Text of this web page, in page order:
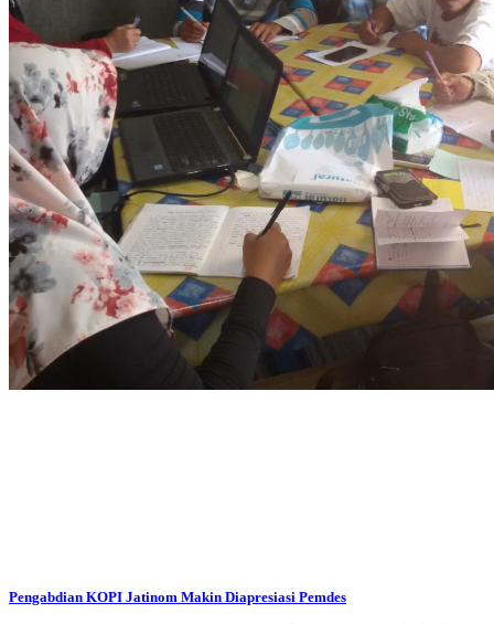
Pengabdian KOPI Jatinom Makin Diapresiasi Pemdes